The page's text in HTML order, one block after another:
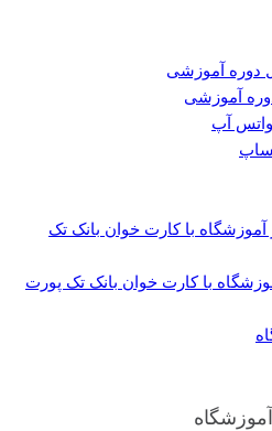
آموزشی
با کارت خوان بانک تک پورت